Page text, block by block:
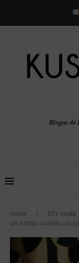
Blogue de
Home DIY moda
um estojo usando um